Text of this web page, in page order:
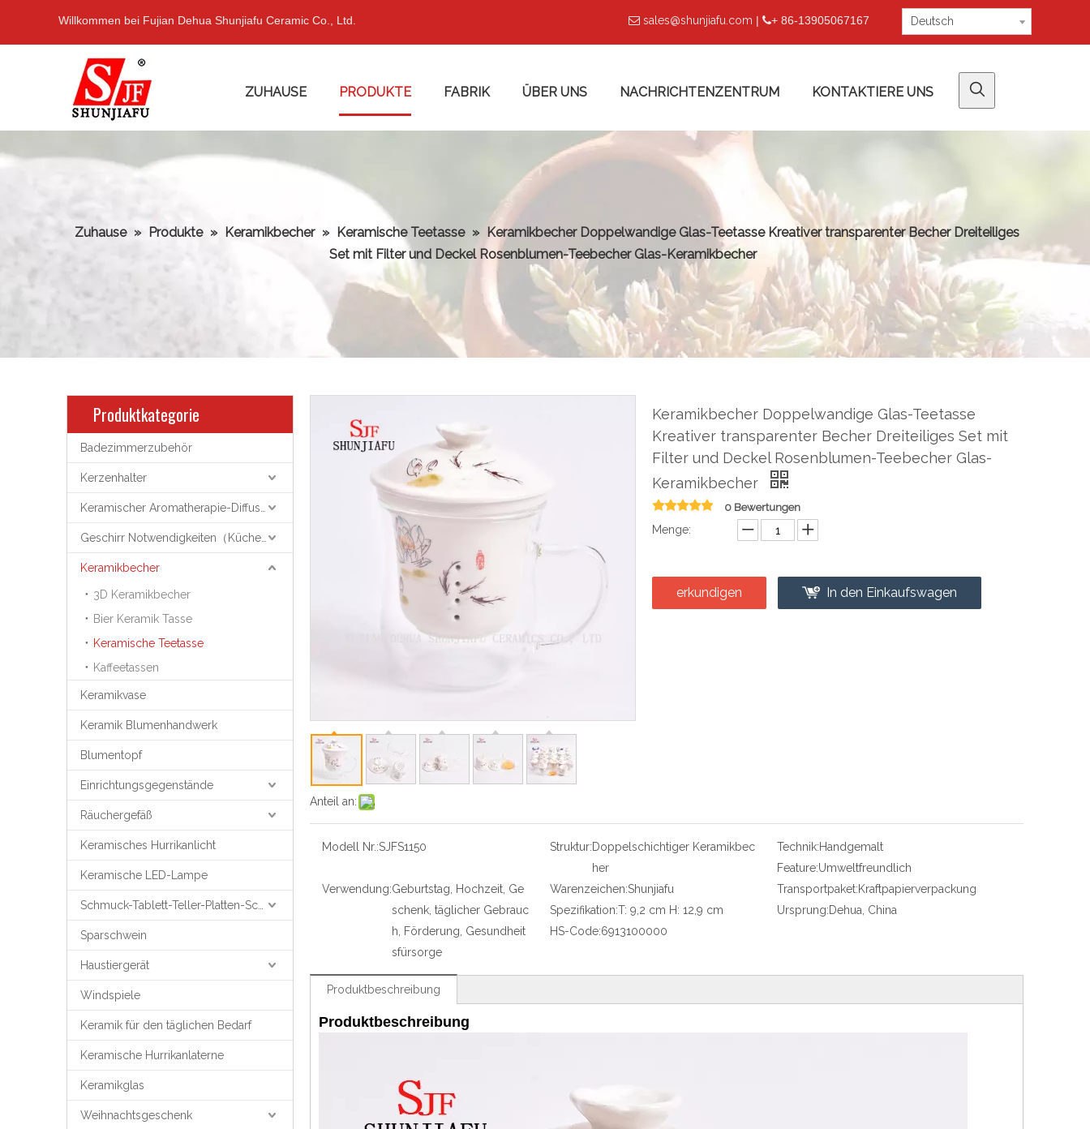
Willkommen bei Fujian Dehua Shunjiafu Ceramic Co., Ltd.  sales@shunjiafu.com | + 86-13905067167 Deutsch
ZUHAUSE PRODUKTE FABRIK ÜBER UNS NACHRICHTENZENTRUM KONTAKTIERE UNS
Zuhause » Produkte » Keramikbecher » Keramische Teetasse » Keramikbecher Doppelwandige Glas-Teetasse Kreativer transparenter Becher Dreiteiliges
Set mit Filter und Deckel Rosenblumen-Teebecher Glas-Keramikbecher
Produktkategorie
Badezimmerzubehör
Kerzenhalter
Keramikbecher
3D Keramikbecher
Bier Keramik Tasse
Keramische Teetasse
Kaffeetassen
Keramikvase
Keramik Blumenhandwerk
Blumentopf
Einrichtungsgegenstände
Räuchergefäß
Keramisches Hurrikanlicht
Keramische LED-Lampe
Sparschwein
Haustiergerät
Windspiele
Keramik für den täglichen Bedarf
Keramische Hurrikanlaterne
Keramikglas
Weihnachtsgeschenk
Anteil an:
Keramikbecher Doppelwandige Glas-Teetasse
Kreativer transparenter Becher Dreiteiliges Set mit
Filter und Deckel Rosenblumen-Teebecher Glas-
Keramikbecher
0 Bewertungen
Menge:
erkundigen In den Einkaufswagen
Modell Nr.:SJFS1150 Struktur:Doppelschichtiger Keramikbec
her
Technik:Handgemalt
Feature:Umweltfreundlich
Verwendung:Geburtstag, Hochzeit, Ge
schenk, täglicher Gebrauc
h, Förderung, Gesundheit
sfürsorge
Warenzeichen:Shunjiafu Transportpaket:Kraftpapierverpackung
Spezifikation:T: 9,2 cm H: 12,9 cm Ursprung:Dehua, China
HS-Code:6913100000
Produktbeschreibung
Produktbeschreibung